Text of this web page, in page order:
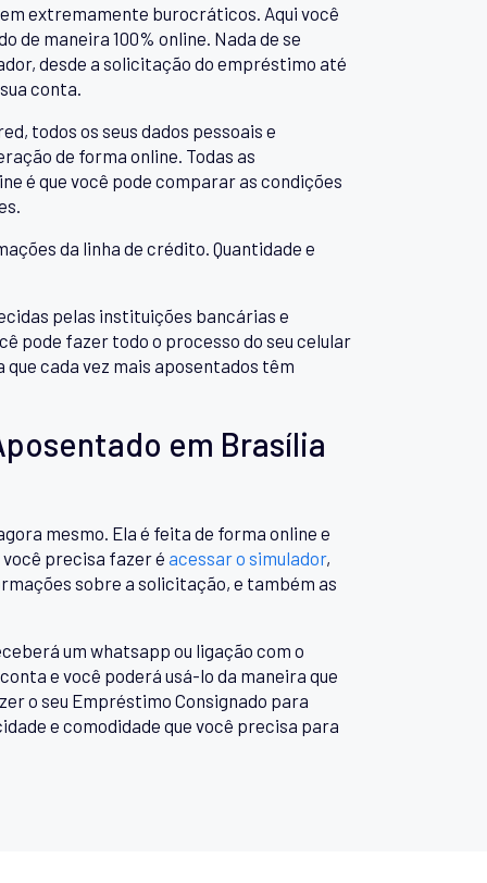
extremamente burocráticos. Aqui você
de maneira 100% online. Nada de se
desde a solicitação do empréstimo até
conta.
todos os seus dados pessoais e
de forma online. Todas as
é que você pode comparar as condições
da linha de crédito. Quantidade e
pelas instituições bancárias e
pode fazer todo o processo do seu celular
cada vez mais aposentados têm
em Brasília
mesmo. Ela é feita de forma online e
precisa fazer é acessar o simulador,
sobre a solicitação, e também as
um whatsapp ou ligação com o
e você poderá usá-lo da maneira que
o seu Empréstimo Consignado para
e comodidade que você precisa para